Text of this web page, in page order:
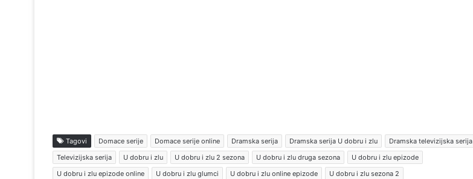
Tagovi Domace serije Domace serije online Dramska serija Dramska serija U dobru i zlu
Dramska televizijska serija
Televizijska serija
U dobru i zlu U dobru i zlu 2 sezona U dobru i zlu druga sezona
U dobru i zlu epizode
U dobru i zlu epizode online
U dobru i zlu glumci U dobru i zlu online epizode U dobru i zlu sezona 2